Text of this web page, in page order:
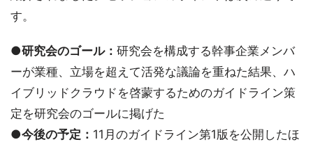
す。
●研究会のゴール： 研究会を構成する幹事企業メンバ
ーが業種、立場を超えて活発な議論を重ねた結果、ハ
イブリッドクラウドを啓蒙するためのガイドライン策
定を研究会のゴールに掲げた
●今後の予定： 11月のガイドライン第1版を公開したほ